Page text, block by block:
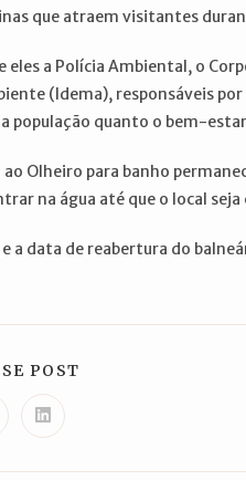
que atraem visitantes
a Polícia Ambiental, o
(Idema), responsáveis por
população quanto o bem-
Olheiro para banho
na água até que o local
a data de reabertura do
POST
Abre
em
nova